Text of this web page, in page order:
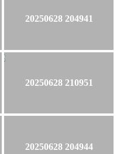
20250628 204941
20250628 210951
20250628 204944